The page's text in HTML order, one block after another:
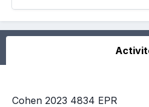
Cohen 2023 4834 EPR